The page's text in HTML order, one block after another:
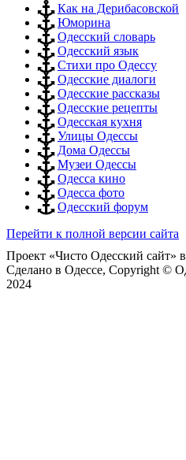
Как на Дерибасовской
Юморина
Одесский словарь
Одесский язык
Стихи про Одессу
Одесские диалоги
Одесские рассказы
Одесские рецепты
Одесская кухня
Улицы Одессы
Дома Одессы
Музеи Одессы
Одесса кино
Одесса фото
Одесский форум
Перейти к полной версии сайта
Проект «Чисто Одесский сайт»
Сделано в Одессе, Copyright ©
2024